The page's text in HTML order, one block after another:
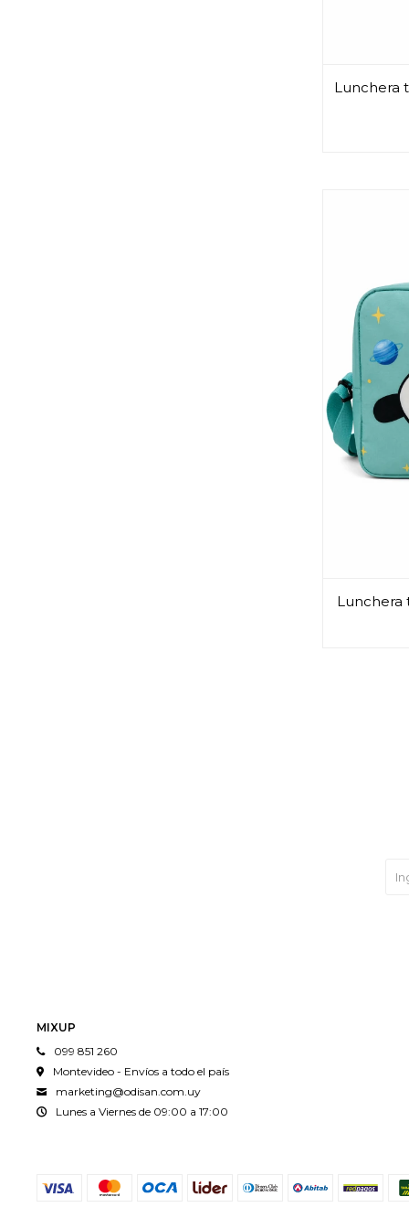
Lunchera
Lunchera
MIXUP
099 851 260
Montevideo - Envíos a todo el país
marketing@odisan.com.uy
Lunes a Viernes de 09:00 a 17:00